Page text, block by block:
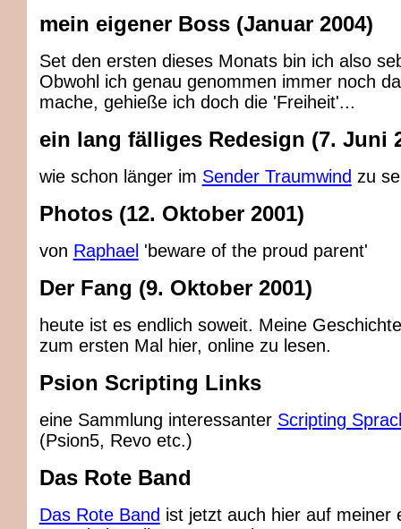
mein eigener Boss (Januar 2004)
Set den ersten dieses Monats bin ich also
Obwohl ich genau genommen immer noch
mache, gehieße ich doch die 'Freiheit'...
ein lang fälliges Redesign (7. Juni
wie schon länger im Sender Traumwind zu
Photos (12. Oktober 2001)
von Raphael 'beware of the proud parent'
Der Fang (9. Oktober 2001)
heute ist es endlich soweit. Meine
zum ersten Mal hier, online zu lesen.
Psion Scripting Links
eine Sammlung interessanter Scripting
(Psion5, Revo etc.)
Das Rote Band
Das Rote Band ist jetzt auch hier auf meiner